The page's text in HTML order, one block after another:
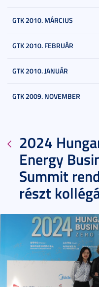
GTK 2010. MÁRCIUS
GTK 2010. FEBRUÁR
GTK 2010. JANUÁR
GTK 2009. NOVEMBER
2024
Energy
Summit
részt